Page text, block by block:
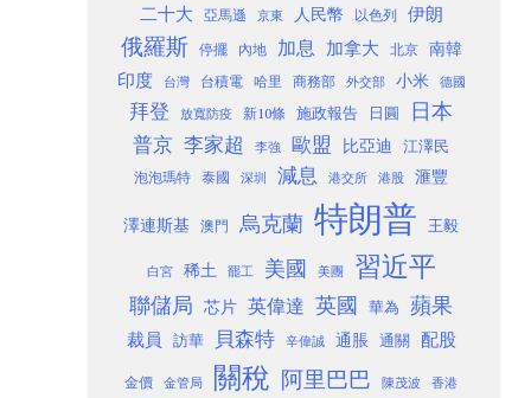
二十大 亞馬遜 京東 人民幣 以色列 伊朗
俄羅斯 停擺 內地 加息 加拿大 北京
南韓
印度
台灣 台積電 哈里 商務部 外交部 小米 德國
拜登 放寬防疫 新10條 施政報告 日圓 日本
普京 李家超 李強 歐盟 比亞迪 江澤民
泡泡瑪特 泰國 深圳 減息 港交所 港股 滙豐
澤連斯基 澳門 烏克蘭 特朗普 王毅
白宮 稀土 罷工 美國 美團 習近平
聯儲局 芯片 英偉達 英國 華為 蘋果
裁員 訪華 貝森特 辛偉誠 通脹 通關 配股
金價 金管局 關稅 阿里巴巴 陳茂波 香港